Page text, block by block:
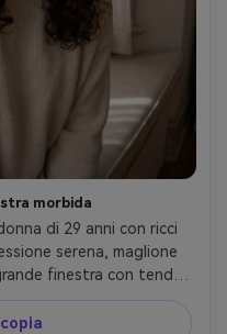
morbida
di 29 anni con ricci
serena, maglione
finestra con tende
che avvolge il viso,
V, 10mm fisheye lente